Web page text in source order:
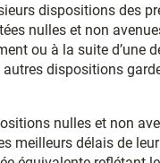
dispositions des
nulles et non
ou à la suite d’une
autres dispositions
nulles et non
meilleurs délais de